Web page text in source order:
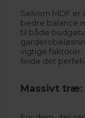
Selvom MDF er
bedre balance
til både
vigtige faktorer.
finde det
Massivt